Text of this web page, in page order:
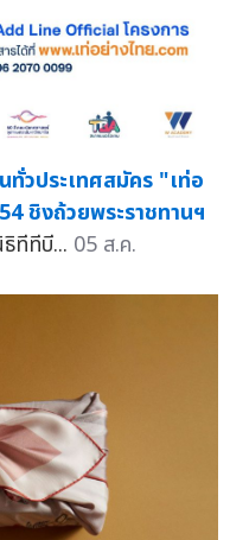
ทั่วประเทศสมัคร "เท่อ
ชิงถ้วยพระราชทานฯ
ทีทีบี... 05 ส.ค.